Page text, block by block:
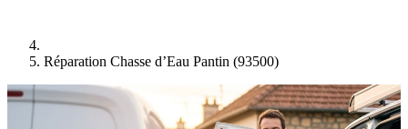
Réparation Chasse d’Eau Pantin (93500)